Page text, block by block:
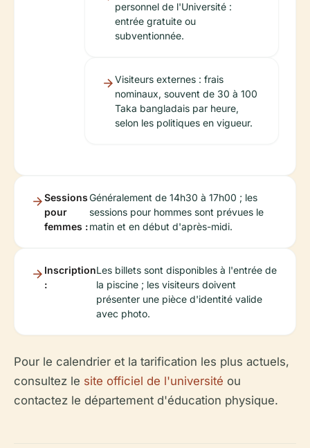
personnel de l'Université :
entrée gratuite ou
subventionnée.
Visiteurs externes : frais
nominaux, souvent de 30 à 100
Taka bangladais par heure,
selon les politiques en vigueur.
Sessions
pour
femmes :
Généralement de 14h30 à 17h00 ; les
sessions pour hommes sont prévues le
matin et en début d'après-midi.
Inscription
:
Les billets sont disponibles à l'entrée de
la piscine ; les visiteurs doivent
présenter une pièce d'identité valide
avec photo.
Pour le calendrier et la tarification les plus actuels,
consultez le site officiel de l'université ou
contactez le département d'éducation physique.